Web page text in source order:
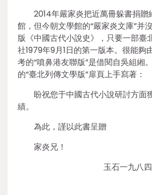
2014年嚴家炎把近萬冊躲書捐贈
館，但今朝文學館的“嚴家炎文庫”并
版《中國古代小說史》，只要一部臺
社1979年9月1日的第一版本。很能夠
考的“噴鼻港友聯版”是借閱自吳組緗
的“臺北列傳文學版”扉頁上手寫著：
盼祝您于中國古代小說研討方面
績。
為此，謹以此書呈贈
家炎兄！
玉石一九八